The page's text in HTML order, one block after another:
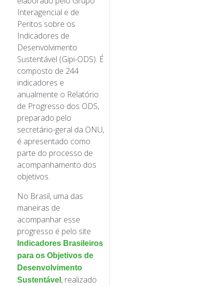
Interagencial e de
Peritos sobre os
Indicadores de
Desenvolvimento
Sustentável (Gipi-ODS). É
composto de 244
indicadores e
anualmente o Relatório
de Progresso dos ODS,
preparado pelo
secretário-geral da ONU,
é apresentado como
parte do processo de
acompanhamento dos
objetivos.
No Brasil, uma das
maneiras de
acompanhar esse
progresso é pelo site
Indicadores Brasileiros
para os Objetivos de
Desenvolvimento
Sustentável , realizado